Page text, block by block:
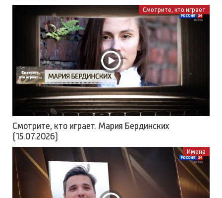
Смотрите, кто играет
Смотрите, кто играет. Мария Бердинских
(15.07.2026)
Имена